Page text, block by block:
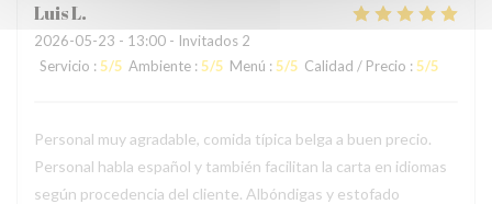
LuisL
2026-05-23 - 13:00 - Invitados 2
Servicio : 5/5 Ambiente : 5/5 Menú : 5/5 Calidad / Precio : 5/5
Personal muy agradable, comida típica belga a buen precio.
Personal habla español y también facilitan la carta en idiomas
según procedencia del cliente. Albóndigas y estofado